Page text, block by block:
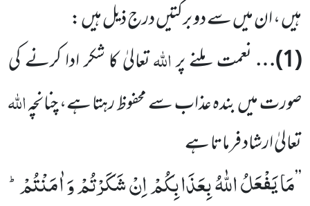
ہیں ، ان میں سے دو برکتیں درج ذیل ہیں :
(
1
)…نعمت ملنے پراللہتعالیٰ کا شکر ادا کرنے کی
صورت میں بندہ عذاب سے محفوظ رہتا ہے، چنانچہاللہ
تعالیٰ ارشاد فرماتا ہے
’’مَا یَفْعَلُ اللّٰهُ بِعَذَابِكُمْ اِنْ شَكَرْتُمْ وَ اٰمَنْتُمْؕ-